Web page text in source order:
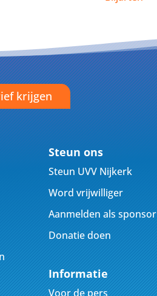
krijgen
Steun ons
Steun UVV Nijkerk
Word vrijwilliger
Aanmelden als sponsor
Donatie doen
Informatie
Voor de pers